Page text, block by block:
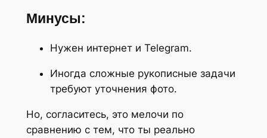
Минусы:
Нужен интернет и Telegram.
Иногда сложные рукописные задачи
требуют уточнения фото.
Но, согласитесь, это мелочи по
сравнению с тем, что ты реально